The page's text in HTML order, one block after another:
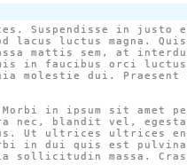
Suspendisse in justo eu
luctus magna.
mattis sem, at interdum
in faucibus orci
molestie dui. Praesent
in ipsum sit amet
nec, blandit vel,
Ut ultrices ultrices
in dui quis est
massa. Cras